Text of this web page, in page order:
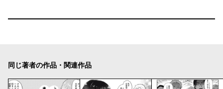
同じ著者の作品・関連作品